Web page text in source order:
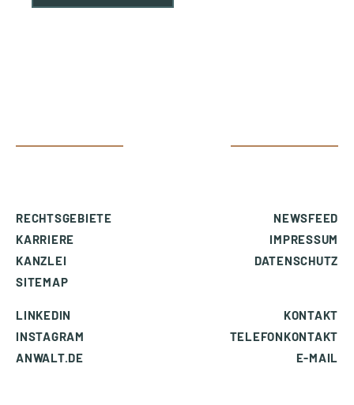
RECHTSGEBIETE
KARRIERE
KANZLEI
SITEMAP
NEWSFEED
IMPRESSUM
DATENSCHUTZ
LINKEDIN
INSTAGRAM
ANWALT.DE
KONTAKT
TELEFONKONTAKT
E-MAIL